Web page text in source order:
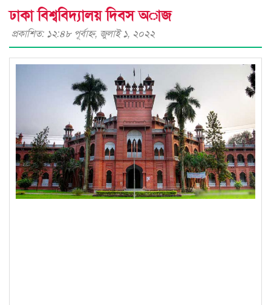
ঢাকা বিশ্ববিদ্যালয় দিবস অাজ
প্রকাশিত: ১২:৪৮ পূর্বাহ্ণ, জুলাই ১, ২০২২